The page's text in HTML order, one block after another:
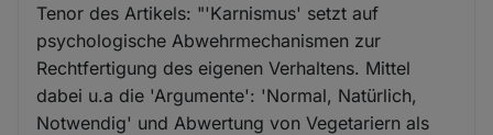
Tenor des Artikels: "'Karnismus' setzt auf
psychologische Abwehrmechanismen zur
Rechtfertigung des eigenen Verhaltens. Mittel
dabei u.a die 'Argumente': 'Normal, Natürlich,
Notwendig' und Abwertung von Vegetariern als